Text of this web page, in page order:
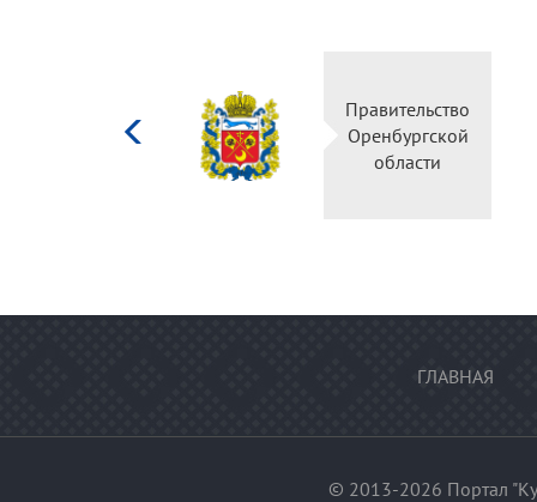
Правительство
Оренбургской
области
ГЛАВНАЯ
© 2013-2026 Портал